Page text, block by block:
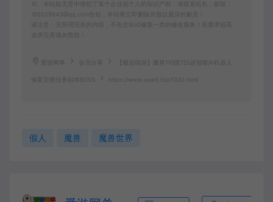
10、本站如无意中侵犯了某个企业或个人的知识产权，请联系站长，邮箱：
185529643@qq.com告知，本站将立即删除并致以最深的歉意！
请注意：无所谓完美的内容，不包含BUG修复一类的修改服务！若要求较高
追求完美请勿赞助！
爱游网单 【搬运端游】魔兽110级735超智能AI机器人
修复完善任务副本BOSS https://www.aywd.top/1332.html
假人 魔兽 魔兽世界